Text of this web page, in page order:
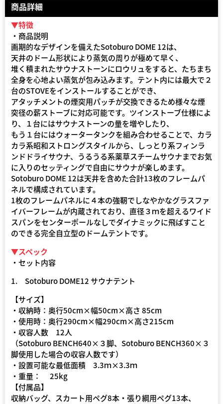
商品詳細
▼特徴
・商品説明
画期的なデザインを備えたSotoburo DOME 12は、
天井のドーム形状により蒸気の周りが極めて早く、
堆く積まれたサウナストーンにロウリュをすると、たちまち
全身を心地よい蒸気が包み込みます。テント内には最大で２
台のSTOVEをインストールすることができ、
アタッチメントの煙突用パッチが交換できるため様々な煙
突径の薪ストーブに対応可能です。ツインストーブ仕様によ
り、１台にはサウナストーンの量を増やしたり、
もう１台にはウォータータンクを組み合わせることで、カラ
カラ系昭和ストロングスタイルから、しっとり系フィンラ
ンドドライサウナ、うるうる系薬草スチームサウナまでお気
に入りのセッティングで自由にサウナが楽しめます。
Sotoburo DOME 12は天井を含めた合計13枚のフレームパ
ネルで構成されています。
1枚のフレームパネルに４本の強靭でしなやかなグラスファ
イバーフレームが内蔵されており、直径３ｍを超えるワイド
スパンをセンターポールなしでダイナミックに飛ばすこと
のできる完全自立型のドームテントです。
▼スペック
・セット内容
1. Sotoburo DOME12 サウナテント
【サイズ】
・収納時：奥行50cm×幅50cm×高さ 85cm
・使用時：奥行290cm×幅290cm×高さ215cm
・収容人数 12人
（Sotoburo BENCH640×３脚、Sotoburo BENCH360×３
脚使用した場合の収容人数です）
・設置可能な最低面積 3.3ｍ×3.3ｍ
・重量： 25kg
【付属品】
収納バッグ、スカート用ペグ8本・張り綱用ペグ13本、